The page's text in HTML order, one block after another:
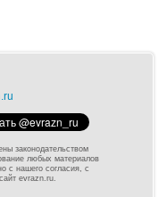
законодательством
любых материалов
с нашего согласия, с
evrazn.ru.